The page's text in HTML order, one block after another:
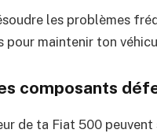
les problèmes
pour maintenir ton
composants
de ta Fiat 500